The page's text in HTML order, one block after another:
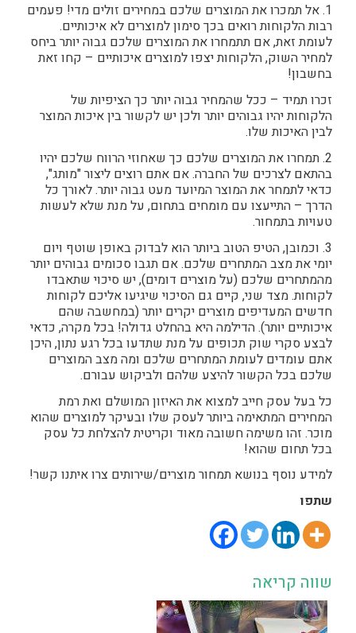
1. אל תמכרו את המוצרים שלכם במחירים זולים מדי! פעמים
רבות הלקוחות רואים בכך סימון למוצרים לא איכותיים.
לעומת זאת, אם תתמחרו את המוצרים שלכם גבוה יותר ביחס
למחיר השוק, הלקוחות יצפו למוצרים איכותיים – קחו זאת
בחשבון!
זכרו תמיד – ככל שהמחיר גבוה יותר כך הציפיות של
הלקוחות יהיו גבוהים יותר ולכן יש לקשור בין איכות המוצר
לבין האיכות שלו.
2. תמחרו את המוצרים שלכם כך שאחוזי הרווח שלכם יהיו
בהתאם לצרכים של החברה. אם אתם רוצים ליצור "מותג",
כדאי לתמחר את המוצר המיועד מעט גבוה יותר. לאורך כל
הדרך – התייעצו עם מומחים בתחום, על מנת שלא לעשות
טעויות בתמחור.
3. וכמובן, הטיפ הטוב ביותר הוא לבדוק באופן שוטף ויום
יומי את מצב המתחרים שלכם. אם תגבו סכומים גבוהים יותר
מהמתחרים שלכם (על מוצרים דומים), יש סיכוי שתאבדו
לקוחות. מצד שני, קיים גם הסיכוי שיגיעו אליכם לקוחות
חדשים המעדיפים מוצרים יקרים יותר (במחשבה שהם
איכותיים יותר). הדילמה היא בהחלט גדולה! בכל מקרה, כדאי
לבצע סקרי שוק תכופים על מנת שתדעו בכל רגע נתון, היכן
אתם עומדים לעומת המתחרים שלכם ומה מצב המוצרים
שלכם בכל הקשור להיצע שלהם ולביקוש עבורם.
כל בעל עסק חייב למצוא את האיזון המושלם ואת רמת
המחירים המתאימה ביותר לעסק שלו ובעיקר למוצרים שהוא
מוכר. זהו משימה חשובה מאוד וקריטית להצלחת כל עסק
בכל תחום שהוא!
למידע נוסף בנושא תמחור מוצרים/שירותים צרו איתנו קשר!
שתפו
שווה קריאה